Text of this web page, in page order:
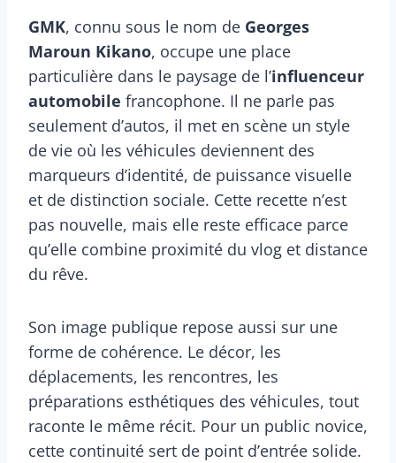
GMK, connu sous le nom de Georges
Maroun Kikano, occupe une place
particulière dans le paysage de l’influenceur
automobile francophone. Il ne parle pas
seulement d’autos, il met en scène un style
de vie où les véhicules deviennent des
marqueurs d’identité, de puissance visuelle
et de distinction sociale. Cette recette n’est
pas nouvelle, mais elle reste efficace parce
qu’elle combine proximité du vlog et distance
du rêve.
Son image publique repose aussi sur une
forme de cohérence. Le décor, les
déplacements, les rencontres, les
préparations esthétiques des véhicules, tout
raconte le même récit. Pour un public novice,
cette continuité sert de point d’entrée solide.